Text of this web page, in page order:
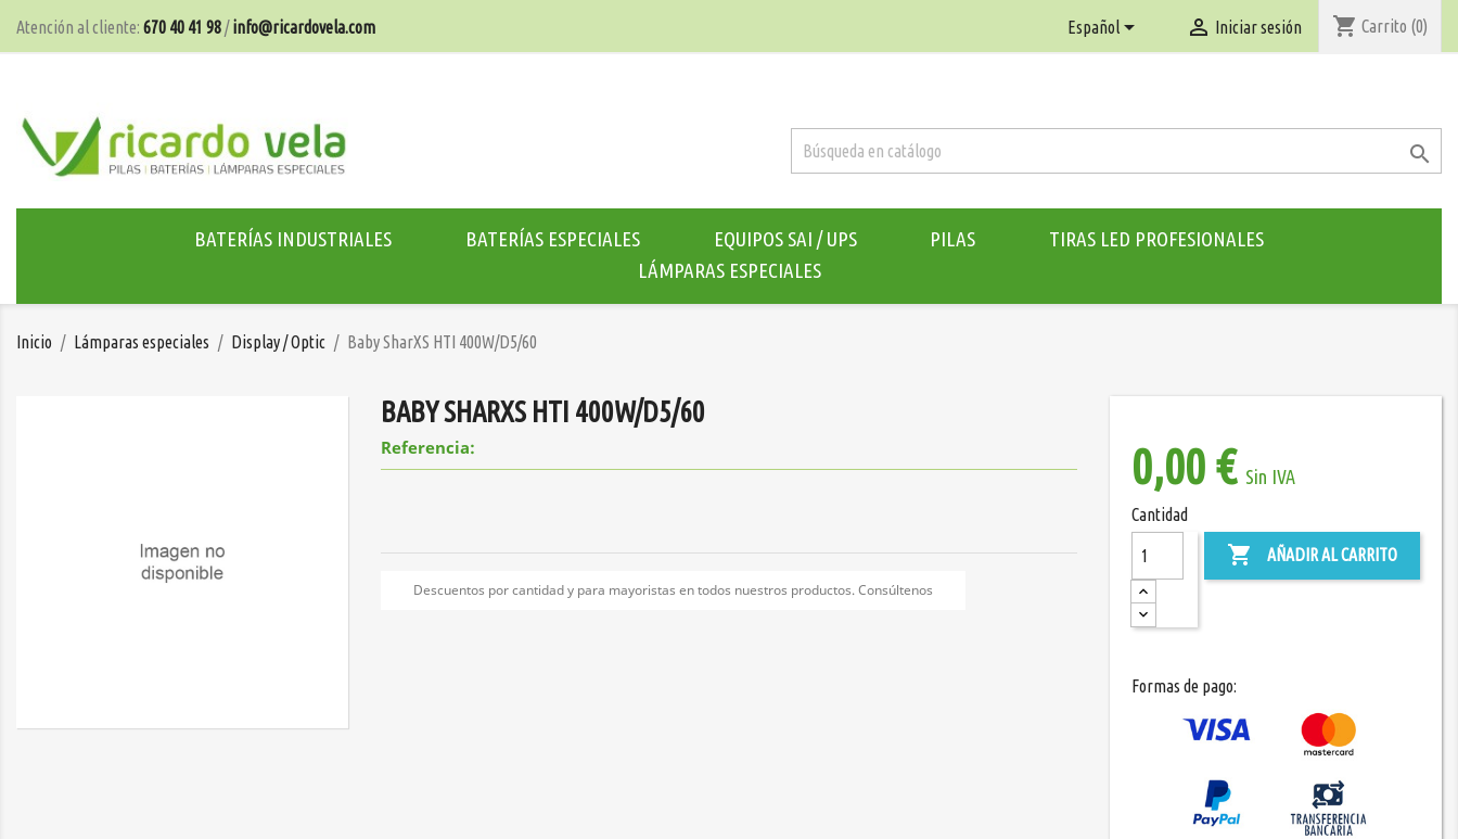
Atención al cliente: 670 40 41 98/info@ricardovela.com Español  Iniciar sesión shopping_cart Carrito (0)
BATERÍAS INDUSTRIALES BATERÍAS ESPECIALES EQUIPOS SAI / UPS PILAS
TIRAS LED PROFESIONALES
LÁMPARAS ESPECIALES

Inicio Lámparas especiales Display / Optic Baby SharXS HTI 400W/D5/60
BABY SHARXS HTI 400W/D5/60
Referencia:
Descuentos por cantidad y para mayoristas en todos nuestros productos. Consúltenos
0,00 € Sin IVA
Cantidad
 AÑADIR AL CARRITO
Formas de pago: